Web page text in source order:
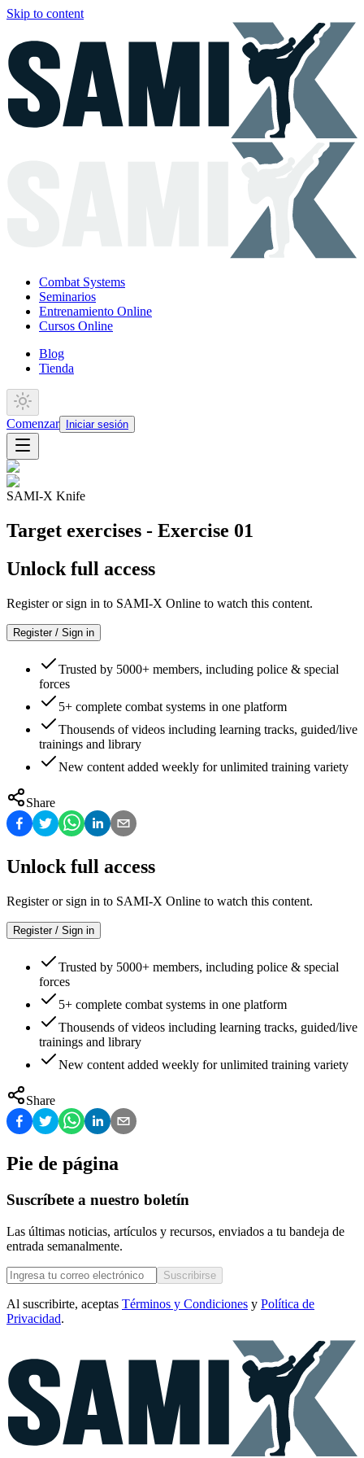
Skip to content
Combat Systems
Seminarios
Entrenamiento Online
Cursos Online
Blog
Tienda
Comenzar Iniciar sesión
SAMI-X Knife
Target exercises - Exercise 01
Unlock full access
Register or sign in to SAMI-X Online to watch this content.
Register / Sign in
Trusted by 5000+ members, including police & special
forces
5+ complete combat systems in one platform
Thousends of videos including learning tracks, guided/live
trainings and library
New content added weekly for unlimited training variety
Share
Unlock full access
Register or sign in to SAMI-X Online to watch this content.
Register / Sign in
Trusted by 5000+ members, including police & special
forces
5+ complete combat systems in one platform
Thousends of videos including learning tracks, guided/live
trainings and library
New content added weekly for unlimited training variety
Share
Pie de página
Suscríbete a nuestro boletín
Las últimas noticias, artículos y recursos, enviados a tu bandeja de
entrada semanalmente.
Suscribirse
Al suscribirte, aceptas Términos y Condiciones y Política de
Privacidad.